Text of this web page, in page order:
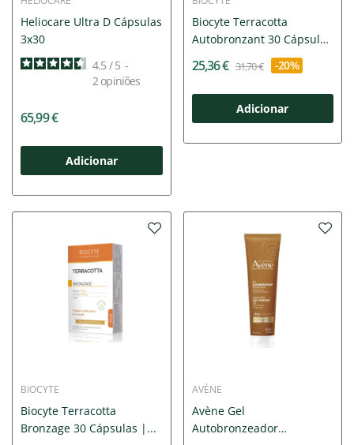
Heliocare Ultra D Cápsulas
3x30
4.5 / 5 -
2 opiniões
65,99 €
Adicionar
Biocyte Terracotta
Autobronzant 30 Cápsulas
25,36 € 31,70 € -20%
Adicionar
BIOCYTE
Biocyte Terracotta
Bronzage 30 Cápsulas |...
AVÈNE
Avène Gel
Autobronzeador